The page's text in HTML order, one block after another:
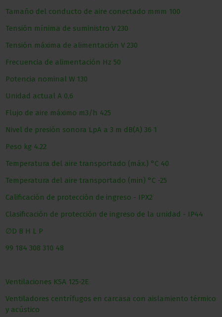
Tamaño del conducto de aire conectado mmm 100
Tensión mínima de suministro V 230
Tensión máxima de alimentación V 230
Frecuencia de alimentación Hz 50
Potencia nominal W 130
Unidad actual A 0,6
Flujo de aire máximo m3/h 425
Nivel de presión sonora LpA a 3 m dB(A) 36 1
Peso kg 4.22
Temperatura del aire transportado (máx.) °С 40
Temperatura del aire transportado (min) °С -25
Calificación de protección de ingreso - IPX2
Clasificación de protección de ingreso de la unidad - IP44
∅D B H L P
99 184 308 310 48
Ventilaciones KSA 125-2E
Ventiladores centrífugos en carcasa con aislamiento térmico
y acústico